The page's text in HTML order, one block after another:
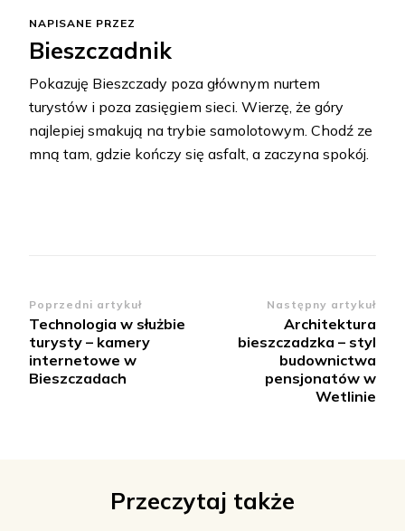
NAPISANE PRZEZ
Bieszczadnik
Pokazuję Bieszczady poza głównym nurtem
turystów i poza zasięgiem sieci. Wierzę, że góry
najlepiej smakują na trybie samolotowym. Chodź ze
mną tam, gdzie kończy się asfalt, a zaczyna spokój.
Zobacz
wpisy
Poprzedni artykuł
Technologia w służbie
turysty – kamery
internetowe w
Bieszczadach
Następny artykuł
Architektura
bieszczadzka – styl
budownictwa
pensjonatów w
Wetlinie
Przeczytaj także